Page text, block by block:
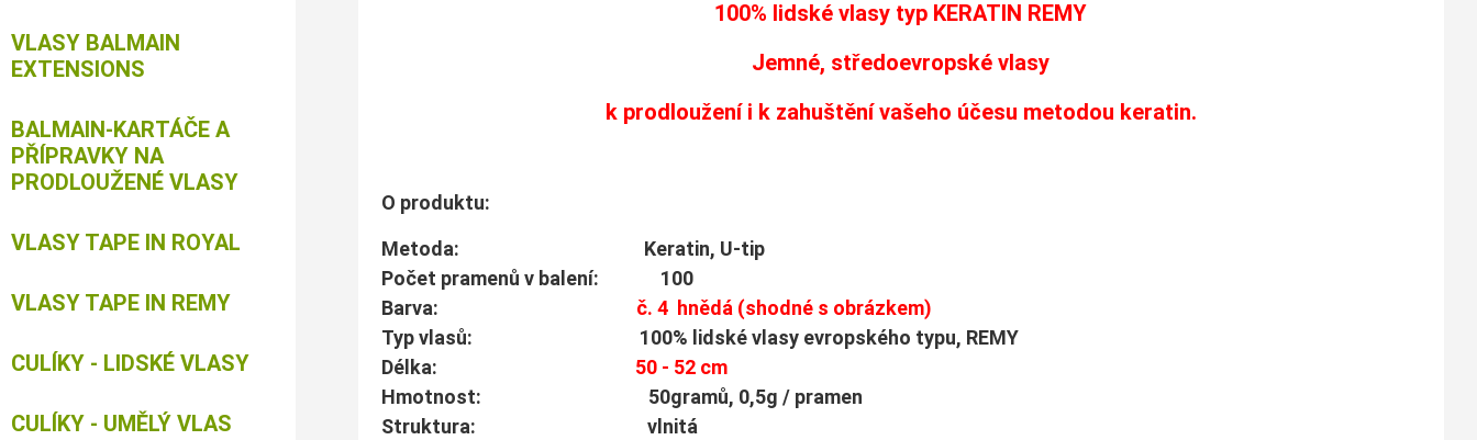
100% lidské vlasy typ KERATIN REMY
Jemné, středoevropské vlasy
k prodloužení i k zahuštění vašeho účesu metodou keratin.
O produktu:
Metoda: Keratin, U-tip
Počet pramenů v balení: 100
Barva: č. 4 hnědá (shodné s obrázkem)
Typ vlasů: 100% lidské vlasy evropského typu, REMY
Délka:
50 - 52 cm
Hmotnost: 50gramů, 0,5g / pramen
Struktura: vlnitá
VLASY BALMAIN
EXTENSIONS
BALMAIN-KARTÁČE A
PŘÍPRAVKY NA
PRODLOUŽENÉ VLASY
VLASY TAPE IN ROYAL
VLASY TAPE IN REMY
CULÍKY - LIDSKÉ VLASY
CULÍKY - UMĚLÝ VLAS